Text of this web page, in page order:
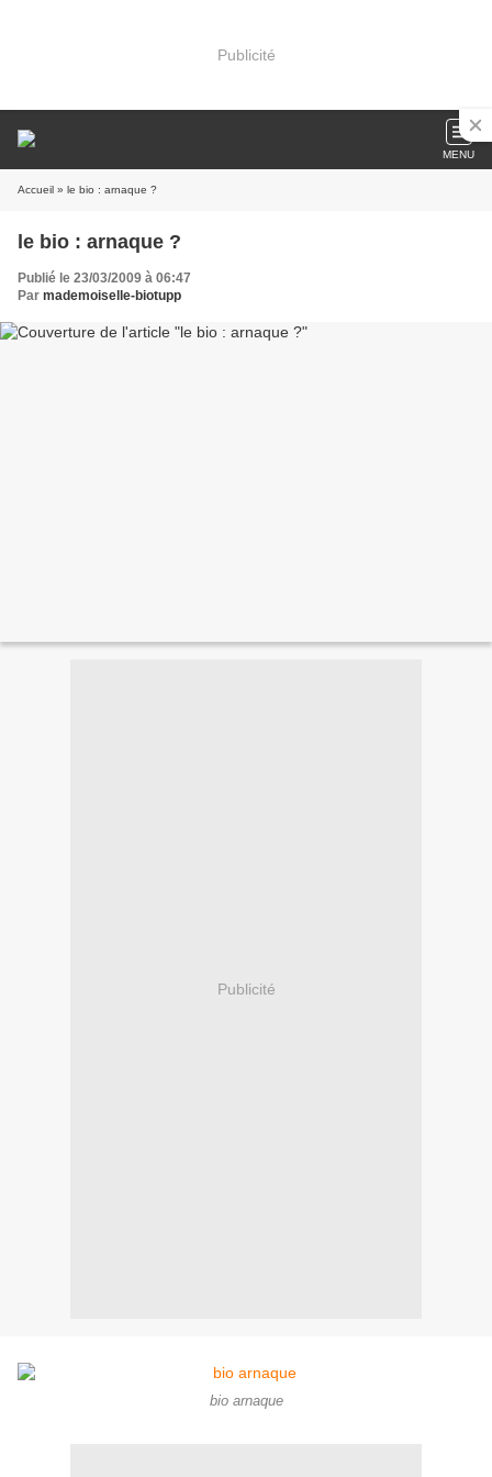
Publicité
MENU
Accueil » le bio : arnaque ?
le bio : arnaque ?
Publié le 23/03/2009 à 06:47
Par mademoiselle-biotupp
Publicité
bio arnaque